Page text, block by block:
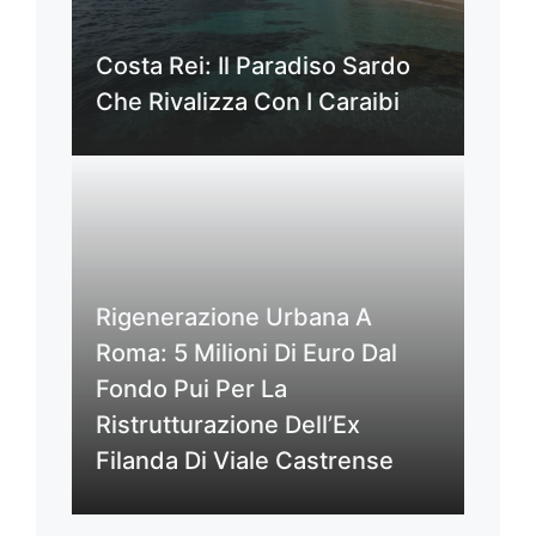
Costa Rei: Il Paradiso Sardo
Che Rivalizza Con I Caraibi
Rigenerazione Urbana A
Roma: 5 Milioni Di Euro Dal
Fondo Pui Per La
Ristrutturazione Dell’Ex
Filanda Di Viale Castrense